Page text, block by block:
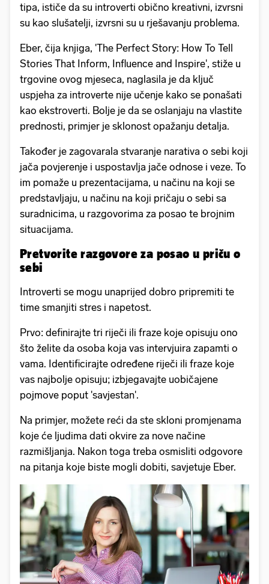
tipa, ističe da su introverti obično kreativni, izvrsni
su kao slušatelji, izvrsni su u rješavanju problema.
Eber, čija knjiga, 'The Perfect Story: How To Tell
Stories That Inform, Influence and Inspire', stiže u
trgovine ovog mjeseca, naglasila je da ključ
uspjeha za introverte nije učenje kako se ponašati
kao ekstroverti. Bolje je da se oslanjaju na vlastite
prednosti, primjer je sklonost opažanju detalja.
Također je zagovarala stvaranje narativa o sebi koji
jača povjerenje i uspostavlja jače odnose i veze. To
im pomaže u prezentacijama, u načinu na koji se
predstavljaju, u načinu na koji pričaju o sebi sa
suradnicima, u razgovorima za posao te brojnim
situacijama.
Pretvorite razgovore za posao u priču o
sebi
Introverti se mogu unaprijed dobro pripremiti te
time smanjiti stres i napetost.
Prvo: definirajte tri riječi ili fraze koje opisuju ono
što želite da osoba koja vas intervjuira zapamti o
vama. Identificirajte određene riječi ili fraze koje
vas najbolje opisuju; izbjegavajte uobičajene
pojmove poput 'savjestan'.
Na primjer, možete reći da ste skloni promjenama
koje će ljudima dati okvire za nove načine
razmišljanja. Nakon toga treba osmisliti odgovore
na pitanja koje biste mogli dobiti, savjetuje Eber.